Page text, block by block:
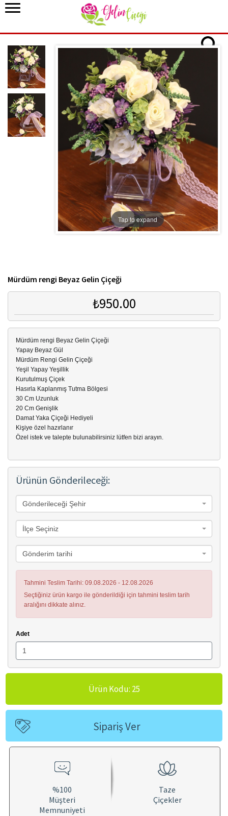
Tap to expand
Mürdüm rengi Beyaz Gelin Çiçeği
₺950.00
Mürdüm rengi Beyaz Gelin Çiçeği
Yapay Beyaz Gül
Mürdüm Rengi Gelin Çiçeği
Yeşil Yapay Yeşillik
Kurutulmuş Çiçek
Hasırla Kaplanmış Tutma Bölgesi
30 Cm Uzunluk
20 Cm Genişlik
Damat Yaka Çiçeği Hediyeli
Kişiye özel hazırlanır
Özel istek ve talepte bulunabilirsiniz lütfen bizi arayın.
Ürünün Gönderileceği:
Gönderileceği Şehir
İlçe Seçiniz
Gönderim tarihi
Tahmini Teslim Tarihi: 09.08.2026 - 12.08.2026
Seçtiğiniz ürün kargo ile gönderildiği için tahmini teslim tarih
aralığını dikkate alınız.
Adet
Ürün Kodu: 25
Sipariş Ver
%100
Müşteri
Memnuniyeti
Taze
Çiçekler